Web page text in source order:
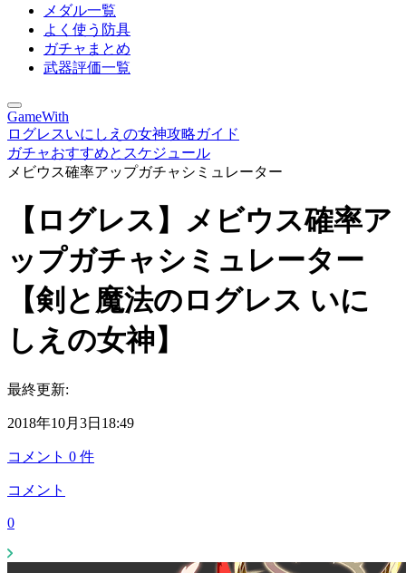
メダル一覧
よく使う防具
ガチャまとめ
武器評価一覧
GameWith
ログレスいにしえの女神攻略ガイド
ガチャおすすめとスケジュール
メビウス確率アップガチャシミュレーター
【ログレス】メビウス確率ア
ップガチャシミュレーター
【剣と魔法のログレス いに
しえの女神】
最終更新:
2018年10月3日18:49
コメント 0 件
コメント
0